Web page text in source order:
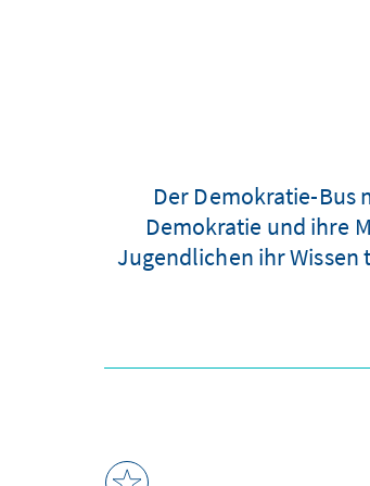
Der Demokratie-Bus
Demokratie und ihre
Jugendlichen ihr